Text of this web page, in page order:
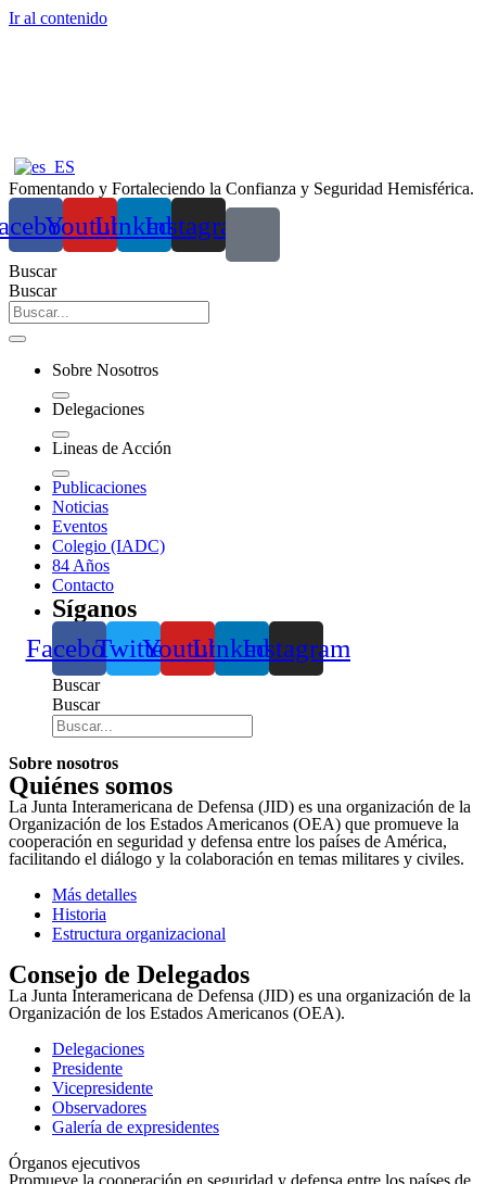
Ir al contenido
Fomentando y Fortaleciendo la Confianza y Seguridad Hemisférica.
YoutubeLinkedin
Instagram
Buscar
Buscar
Sobre Nosotros
Delegaciones
Lineas de Acción
Publicaciones
Noticias
Eventos
Colegio (IADC)
84 Años
Contacto
Síganos
FacebookTwitterYoutubeLinkedinInstagram
Buscar
Buscar
Sobre nosotros
Quiénes somos
La Junta Interamericana de Defensa (JID) es una organización de la
Organización de los Estados Americanos (OEA) que promueve la
cooperación en seguridad y defensa entre los países de América,
facilitando el diálogo y la colaboración en temas militares y civiles.
Más detalles
Historia
Estructura organizacional
Consejo de Delegados
La Junta Interamericana de Defensa (JID) es una organización de la
Organización de los Estados Americanos (OEA).
Delegaciones
Presidente
Vicepresidente
Observadores
Galería de expresidentes
Órganos ejecutivos
Promueve la cooperación en seguridad y defensa entre los países de